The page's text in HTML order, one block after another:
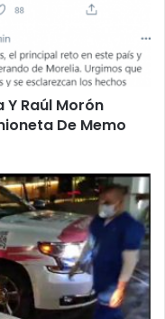
Raúl Morón
De Memo